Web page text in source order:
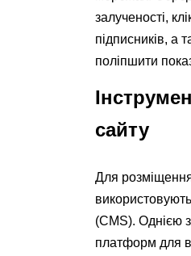
залученості,
підписників, а
поліпшити
сайту
Для
(CMS). Однією
платформ для